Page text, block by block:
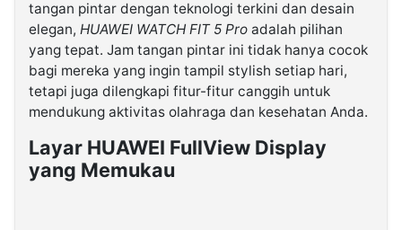
Kabarbaru.co
2026
Kabarbaru
Media
Holding
tangan pintar dengan teknologi terkini dan desain
elegan, HUAWEI WATCH FIT 5 Pro adalah pilihan
yang tepat. Jam tangan pintar ini tidak hanya cocok
bagi mereka yang ingin tampil stylish setiap hari,
tetapi juga dilengkapi fitur-fitur canggih untuk
mendukung aktivitas olahraga dan kesehatan Anda.
Layar HUAWEI FullView Display
yang Memukau